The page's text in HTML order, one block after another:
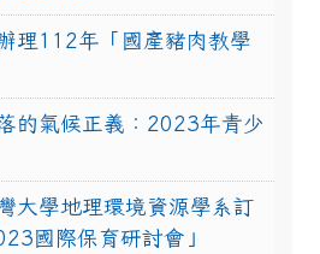
理112年「國產豬肉教學
的氣候正義：2023年青少
大學地理環境資源學系訂
國際保育研討會」